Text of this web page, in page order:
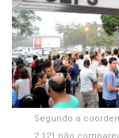
Segundo a